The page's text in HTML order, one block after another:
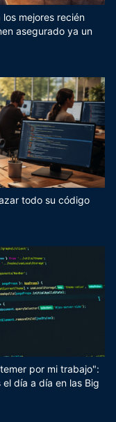
mejores recién
asegurado ya un
todo su código
por mi trabajo":
día a día en las Big